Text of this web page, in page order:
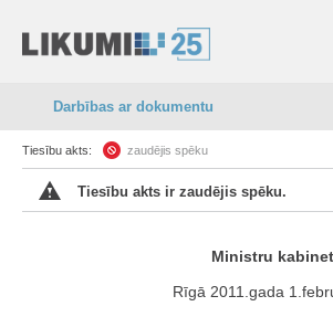
Darbības ar dokumentu
Tiesību akts: zaudējis spēku
Tiesību akts ir zaudējis spēku.
Ministru
Rīgā 2011.gada